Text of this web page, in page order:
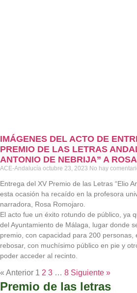
IMÁGENES DEL ACTO DE
PREMIO DE LAS LETRAS
ANTONIO DE NEBRIJA” A
ACE-Andalucía octubre 23, 2023 No hay
Entrega del XV Premio de las Letras “Elio
esta ocasión ha recaído en la profesora
narradora, Rosa Romojaro.
El acto fue un éxito rotundo de público, ya
del Ayuntamiento de Málaga, lugar donde
premio, con capacidad para 200 personas,
rebosar, con muchísimo público en pie y
poder acceder al recinto.
« Anterior 1 2 3 … 8 Siguiente »
Premio de las letras